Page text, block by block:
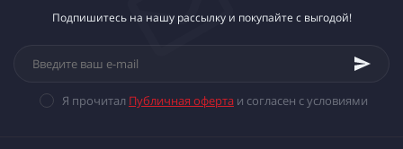
Подпишитесь на нашу рассылку и покупайте с выгодой!
Я прочитал Публичная оферта и согласен с условиями